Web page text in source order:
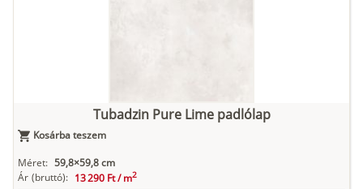
Tubadzin Pure Lime padlólap
Kosárba teszem
Méret: 59,8×59,8 cm
Ár (bruttó): 13 290 Ft /m2